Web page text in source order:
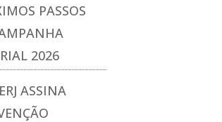
PASSOS
2026
ASSINA